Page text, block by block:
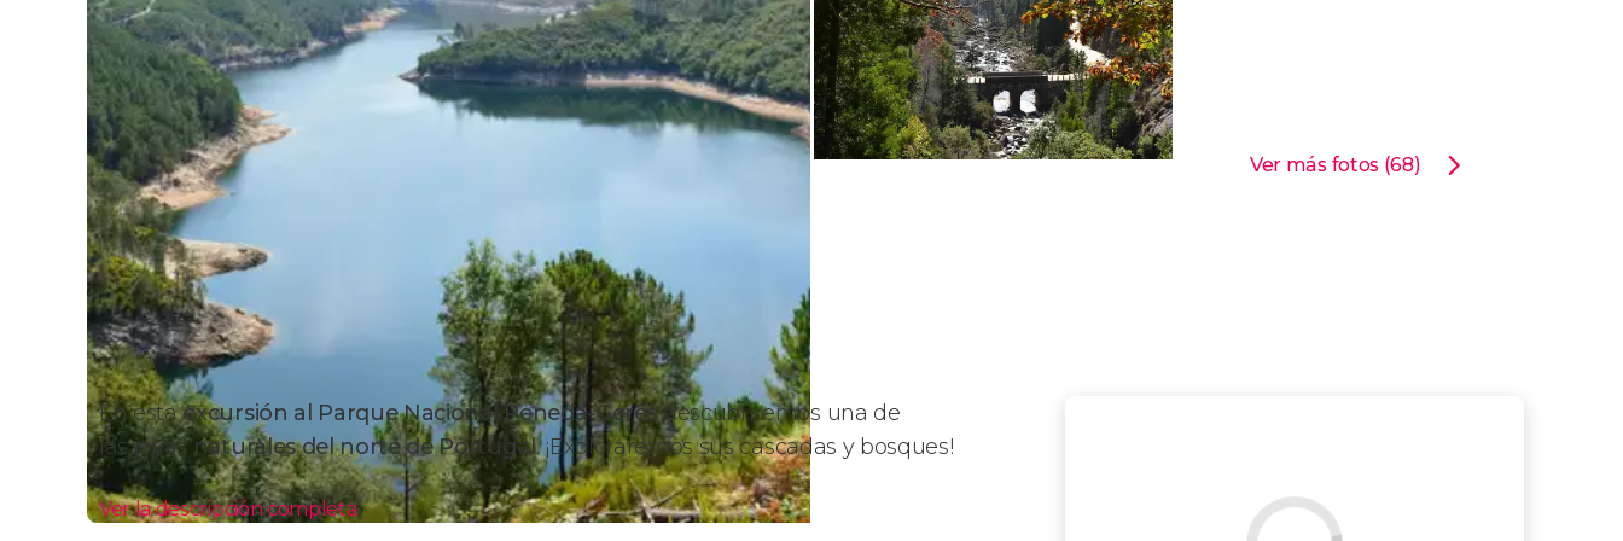
Ver más fotos (68)
En estaexcursión al Parque Nacional Peneda-Gerêsdescubriremos una de
lasjoyas naturales del norte de Portugal. ¡Exploraremos sus cascadas y bosques!
Ver la descripción completa